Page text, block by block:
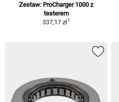
Zestaw: ProCharger 1000 z
testerem
337,17 zł1